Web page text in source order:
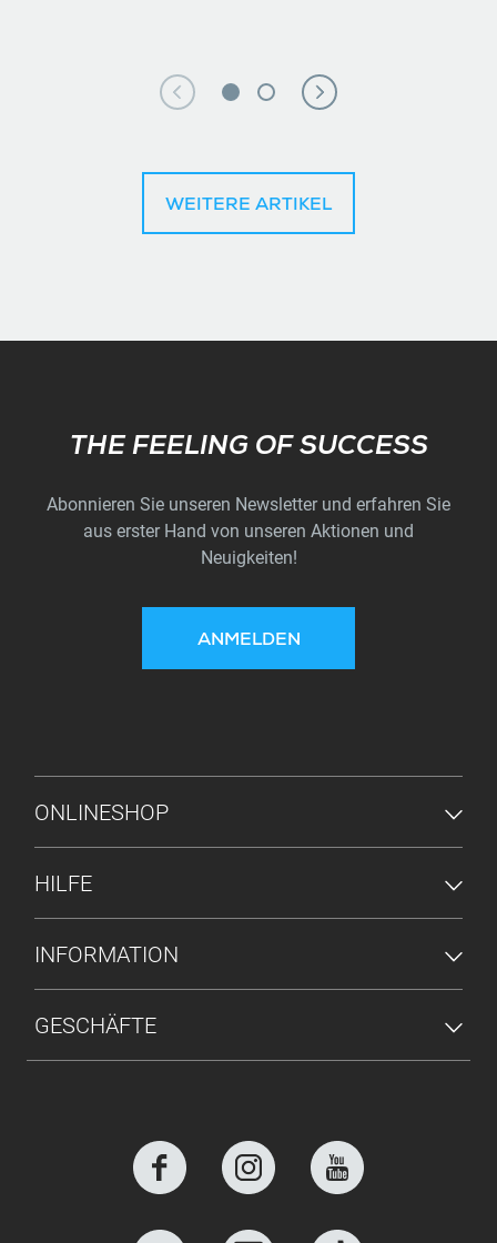
WEITERE ARTIKEL
Subscribe
THE FEELING OF SUCCESS
Abonnieren Sie unseren Newsletter und erfahren Sie
aus erster Hand von unseren Aktionen und
Neuigkeiten!
ANMELDEN
FUSSZEILENMENÜ
ONLINESHOP
HILFE
INFORMATION
GESCHÄFTE